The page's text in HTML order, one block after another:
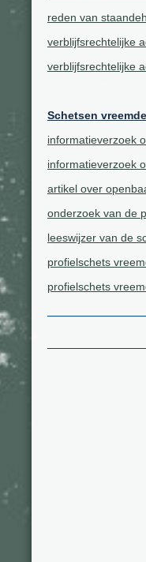
reden van
verblijfsrechtelijke
verblijfsrechtelijke
Schetsen
informatieverzoek
informatieverzoek
artikel over
onderzoek van de
leeswijzer van de
profielschets
profielschets